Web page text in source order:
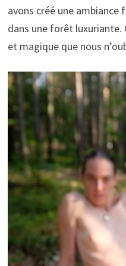
avons créé une
dans une forêt luxuriante.
et magique que nous